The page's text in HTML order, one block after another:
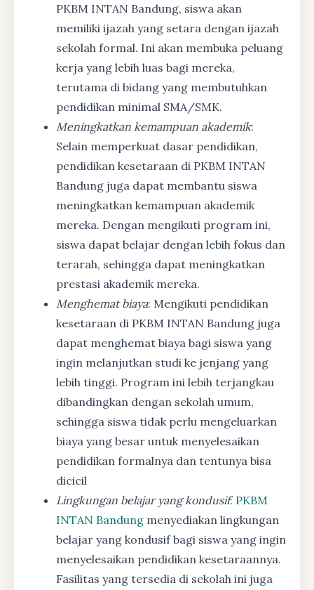
PKBM INTAN Bandung, siswa akan
memiliki ijazah yang setara dengan ijazah
sekolah formal. Ini akan membuka peluang
kerja yang lebih luas bagi mereka,
terutama di bidang yang membutuhkan
pendidikan minimal SMA/SMK.
Meningkatkan kemampuan akademik:
Selain memperkuat dasar pendidikan,
pendidikan kesetaraan di PKBM INTAN
Bandung juga dapat membantu siswa
meningkatkan kemampuan akademik
mereka. Dengan mengikuti program ini,
siswa dapat belajar dengan lebih fokus dan
terarah, sehingga dapat meningkatkan
prestasi akademik mereka.
Menghemat biaya: Mengikuti pendidikan
kesetaraan di PKBM INTAN Bandung juga
dapat menghemat biaya bagi siswa yang
ingin melanjutkan studi ke jenjang yang
lebih tinggi. Program ini lebih terjangkau
dibandingkan dengan sekolah umum,
sehingga siswa tidak perlu mengeluarkan
biaya yang besar untuk menyelesaikan
pendidikan formalnya dan tentunya bisa
dicicil
Lingkungan belajar yang kondusif: PKBM
INTAN Bandung menyediakan lingkungan
belajar yang kondusif bagi siswa yang ingin
menyelesaikan pendidikan kesetaraannya.
Fasilitas yang tersedia di sekolah ini juga